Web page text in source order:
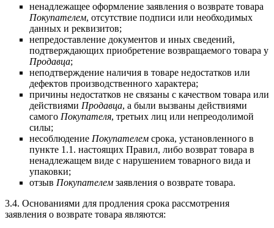
ненадлежащее оформление заявления о возврате товара
Покупателем, отсутствие подписи или необходимых
данных и реквизитов;
непредоставление документов и иных сведений,
подтверждающих приобретение возвращаемого товара у
Продавца;
неподтверждение наличия в товаре недостатков или
дефектов производственного характера;
причины недостатков не связаны с качеством товара или
действиями Продавца, а были вызваны действиями
самого Покупателя, третьих лиц или непреодолимой
силы;
несоблюдение Покупателем срока, установленного в
пункте 1.1. настоящих Правил, либо возврат товара в
ненадлежащем виде с нарушением товарного вида и
упаковки;
отзыв Покупателем заявления о возврате товара.
3.4. Основаниями для продления срока рассмотрения
заявления о возврате товара являются: